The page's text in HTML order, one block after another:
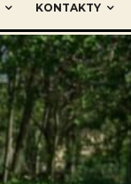
KONTAKTY